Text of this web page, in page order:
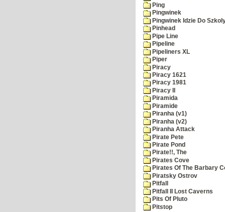
Ping
Pingwinek
Pingwinek Idzie Do
Pinhead
Pipe Line
Pipeline
Pipeliners XL
Piper
Piracy
Piracy 1621
Piracy 1981
Piracy II
Piramida
Piramide
Piranha (v1)
Piranha (v2)
Piranha Attack
Pirate Pete
Pirate Pond
Pirate!!, The
Pirates Cove
Pirates Of The Barbary
Piratsky Ostrov
Pitfall
Pitfall II Lost Caverns
Pits Of Pluto
Pitstop